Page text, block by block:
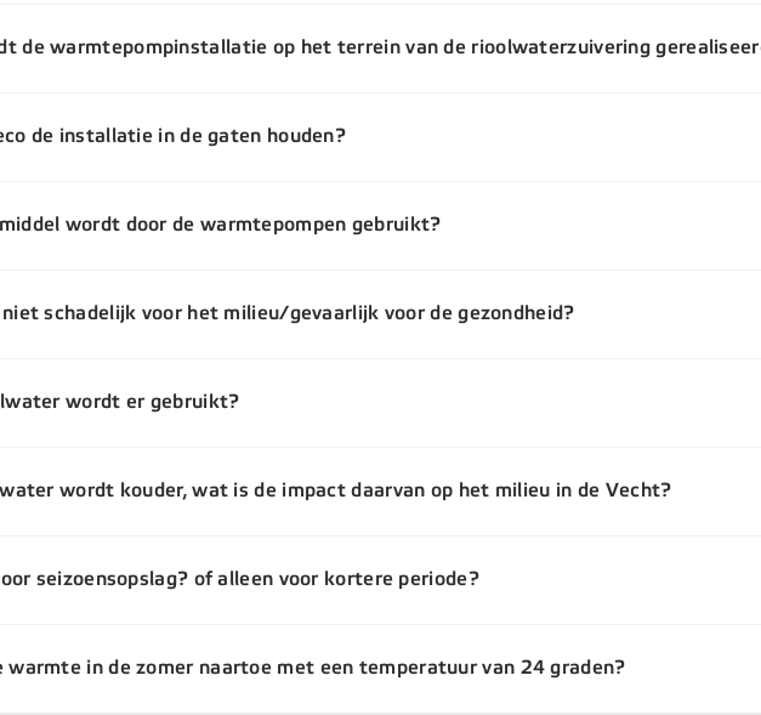
de warmtepompinstallatie op het terrein van de rioolwaterzuivering
de installatie in de gaten houden?
wordt door de warmtepompen gebruikt?
niet schadelijk voor het milieu/gevaarlijk voor de gezondheid?
wordt er gebruikt?
wordt kouder, wat is de impact daarvan op het milieu in de Vecht?
seizoensopslag? of alleen voor kortere periode?
warmte in de zomer naartoe met een temperatuur van 24 graden?